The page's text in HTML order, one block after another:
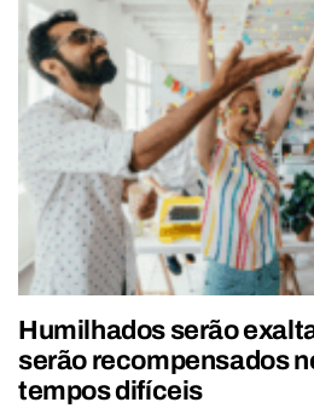
Humilhados serão
serão recompensados
tempos difíceis